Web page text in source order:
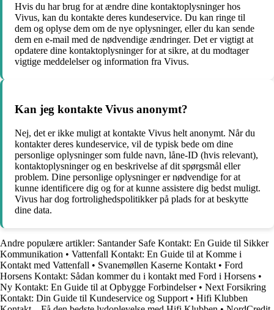
Hvis du har brug for at ændre dine kontaktoplysninger hos
Vivus, kan du kontakte deres kundeservice. Du kan ringe til
dem og oplyse dem om de nye oplysninger, eller du kan sende
dem en e-mail med de nødvendige ændringer. Det er vigtigt at
opdatere dine kontaktoplysninger for at sikre, at du modtager
vigtige meddelelser og information fra Vivus.
Kan jeg kontakte Vivus anonymt?
Nej, det er ikke muligt at kontakte Vivus helt anonymt. Når du
kontakter deres kundeservice, vil de typisk bede om dine
personlige oplysninger som fulde navn, låne-ID (hvis relevant),
kontaktoplysninger og en beskrivelse af dit spørgsmål eller
problem. Dine personlige oplysninger er nødvendige for at
kunne identificere dig og for at kunne assistere dig bedst muligt.
Vivus har dog fortrolighedspolitikker på plads for at beskytte
dine data.
Andre populære artikler: Santander Safe Kontakt: En Guide til Sikker
Kommunikation • Vattenfall Kontakt: En Guide til at Komme i
Kontakt med Vattenfall • Svanemøllen Kaserne Kontakt • Ford
Horsens Kontakt: Sådan kommer du i kontakt med Ford i Horsens •
Ny Kontakt: En Guide til at Opbygge Forbindelser• Next Forsikring
Kontakt: Din Guide til Kundeservice og Support • Hifi Klubben